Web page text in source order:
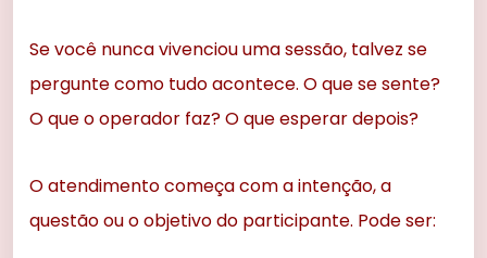
Se você nunca vivenciou uma sessão, talvez se
pergunte como tudo acontece. O que se sente?
O que o operador faz? O que esperar depois?
O atendimento começa com a intenção, a
questão ou o objetivo do participante. Pode ser: